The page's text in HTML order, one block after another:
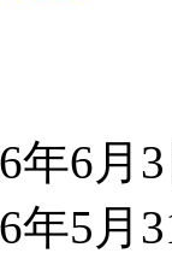
年6月3
年5月